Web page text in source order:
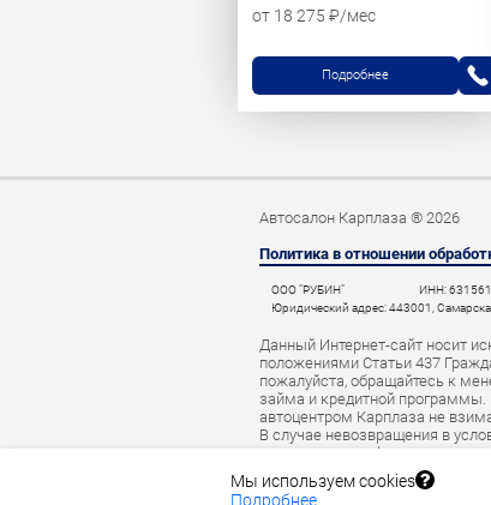
от 18 275 ₽/мес
Подробнее
Автосалон Карплаза ® 2026
Политика в отношении
ООО "РУБИН" ИНН:
Юридический адрес: 443001,
Данный Интернет-сайт носит
положениями Статьи 437
пожалуйста, обращайтесь к
займа и кредитной
автоцентром Карплаза не
В случае невозвращения в
начислить штраф за
автокредита данные о
Мы используем cookies
Подробнее